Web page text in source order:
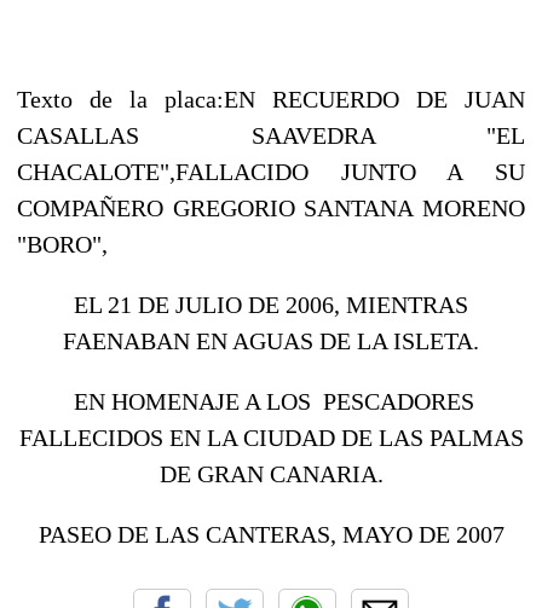
Texto de la placa:EN RECUERDO DE JUAN
CASALLAS SAAVEDRA "EL
CHACALOTE",FALLACIDO JUNTO A SU
COMPAÑERO GREGORIO SANTANA MORENO
"BORO",
EL 21 DE JULIO DE 2006, MIENTRAS
FAENABAN EN AGUAS DE LA ISLETA.
EN HOMENAJE A LOS PESCADORES
FALLECIDOS EN LA CIUDAD DE LAS PALMAS
DE GRAN CANARIA.
PASEO DE LAS CANTERAS, MAYO DE 2007